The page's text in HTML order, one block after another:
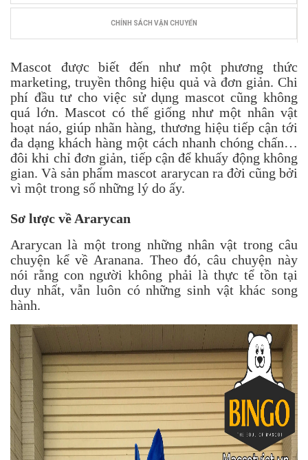
CHÍNH SÁCH VẬN CHUYỂN
Mascot được biết đến như một phương thức
marketing, truyền thông hiệu quả và đơn giản. Chi
phí đầu tư cho việc sử dụng mascot cũng không
quá lớn. Mascot có thể giống như một nhân vật
hoạt náo, giúp nhãn hàng, thương hiệu tiếp cận tới
đa dạng khách hàng một cách nhanh chóng chấn…
đôi khi chỉ đơn giản, tiếp cận để khuấy động không
gian. Và sản phẩm mascot ararycan ra đời cũng bởi
vì một trong số những lý do ấy.
Sơ lược về Ararycan
Ararycan là một trong những nhân vật trong câu
chuyện kể về Aranana. Theo đó, câu chuyện này
nói rằng con người không phải là thực tể tồn tại
duy nhất, vẫn luôn có những sinh vật khác song
hành.